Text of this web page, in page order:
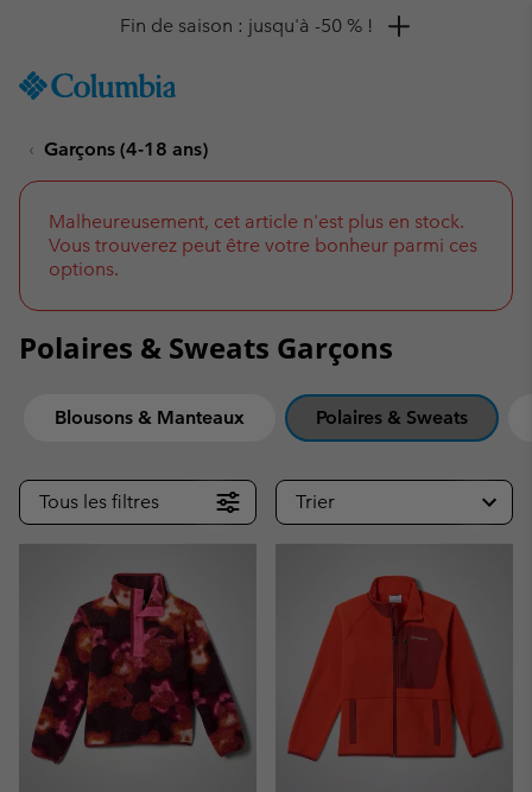
TO
SKIP
NAV
SKIP
TO
SEARCH
Remise de 10 % à saisir
Garçons (4-18 ans)
Malheureusement, cet article n'est plus en stock.
Vous trouverez peut être votre bonheur parmi ces
options.
Polaires & Sweats Garçons
Blousons & Manteaux Polaires & Sweats
Tous les filtres Trier